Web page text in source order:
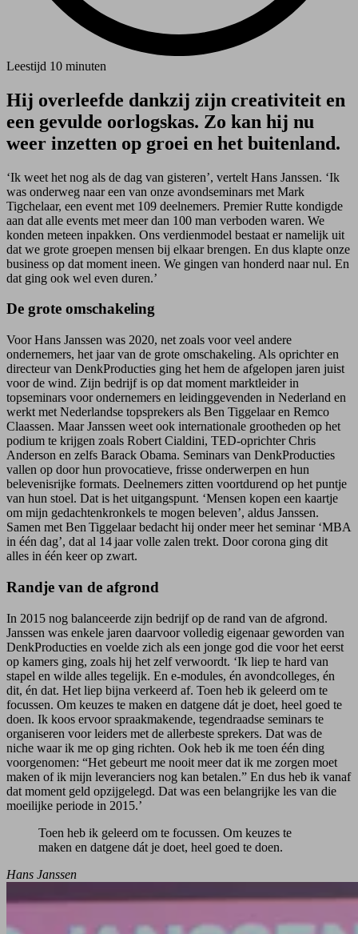
Leestijd 10 minuten
Hij overleefde dankzij zijn creativiteit en
een gevulde oorlogskas. Zo kan hij nu
weer inzetten op groei en het buitenland.
‘Ik weet het nog als de dag van gisteren’, vertelt Hans Janssen. ‘Ik
was onderweg naar een van onze avondseminars met Mark
Tigchelaar, een event met 109 deelnemers. Premier Rutte kondigde
aan dat alle events met meer dan 100 man verboden waren. We
konden meteen inpakken. Ons verdienmodel bestaat er namelijk uit
dat we grote groepen mensen bij elkaar brengen. En dus klapte onze
business op dat moment ineen. We gingen van honderd naar nul. En
dat ging ook wel even duren.’
De grote omschakeling
Voor Hans Janssen was 2020, net zoals voor veel andere
ondernemers, het jaar van de grote omschakeling. Als oprichter en
directeur van DenkProducties ging het hem de afgelopen jaren juist
voor de wind. Zijn bedrijf is op dat moment marktleider in
topseminars voor ondernemers en leidinggevenden in Nederland en
werkt met Nederlandse topsprekers als Ben Tiggelaar en Remco
Claassen. Maar Janssen weet ook internationale grootheden op het
podium te krijgen zoals Robert Cialdini, TED-oprichter Chris
Anderson en zelfs Barack Obama. Seminars van DenkProducties
vallen op door hun provocatieve, frisse onderwerpen en hun
belevenisrijke formats. Deelnemers zitten voortdurend op het puntje
van hun stoel. Dat is het uitgangspunt. ‘Mensen kopen een kaartje
om mijn gedachtenkronkels te mogen beleven’, aldus Janssen.
Samen met Ben Tiggelaar bedacht hij onder meer het seminar ‘MBA
in één dag’, dat al 14 jaar volle zalen trekt. Door corona ging dit
alles in één keer op zwart.
Randje van de afgrond
In 2015 nog balanceerde zijn bedrijf op de rand van de afgrond.
Janssen was enkele jaren daarvoor volledig eigenaar geworden van
DenkProducties en voelde zich als een jonge god die voor het eerst
op kamers ging, zoals hij het zelf verwoordt. ‘Ik liep te hard van
stapel en wilde alles tegelijk. En e-modules, én avondcolleges, én
dit, én dat. Het liep bijna verkeerd af. Toen heb ik geleerd om te
focussen. Om keuzes te maken en datgene dát je doet, heel goed te
doen. Ik koos ervoor spraakmakende, tegendraadse seminars te
organiseren voor leiders met de allerbeste sprekers. Dat was de
niche waar ik me op ging richten. Ook heb ik me toen één ding
voorgenomen: “Het gebeurt me nooit meer dat ik me zorgen moet
maken of ik mijn leveranciers nog kan betalen.” En dus heb ik vanaf
dat moment geld opzijgelegd. Dat was een belangrijke les van die
moeilijke periode in 2015.’
Toen heb ik geleerd om te focussen. Om keuzes te
maken en datgene dát je doet, heel goed te doen.
Hans Janssen